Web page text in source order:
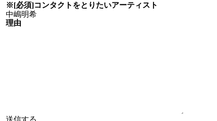
※[必須]コンタクトをとりたいアーティスト
理由